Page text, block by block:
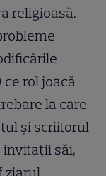
religioasă.
rol joacă
la care
și scriitorul
invitații săi,